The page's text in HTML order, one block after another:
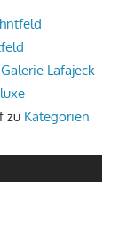
Galerie Lafajeck
zu Kategorien